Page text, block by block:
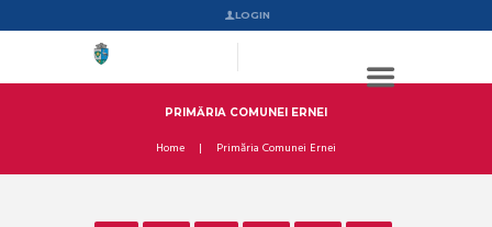
LOGIN
PRIMĂRIA COMUNEI ERNEI
Home Primăria Comunei Ernei